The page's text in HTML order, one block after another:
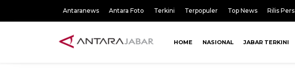
Antaranews Antara Foto Terkini Terpopuler Top News Rilis Pers
HOME NASIONAL JABAR TERKINI